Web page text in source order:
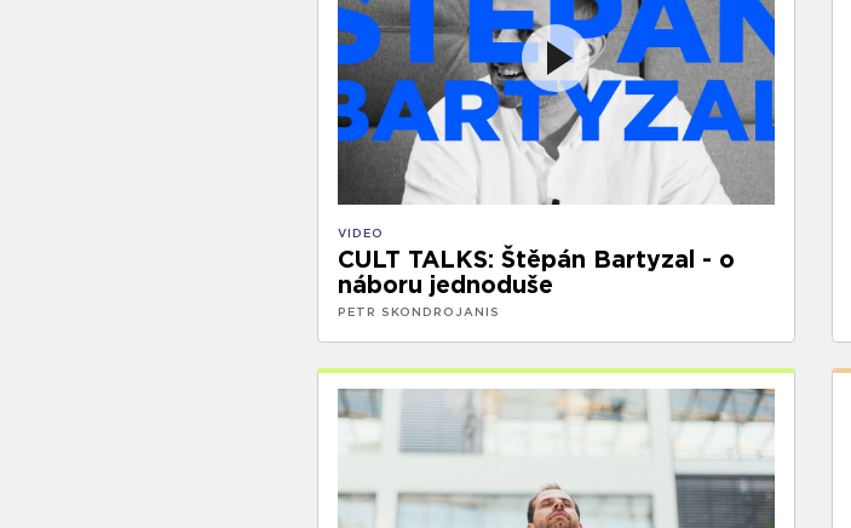
VIDEO
CULT TALKS: Štěpán Bartyzal - o
náboru jednoduše
PETR SKONDROJANIS